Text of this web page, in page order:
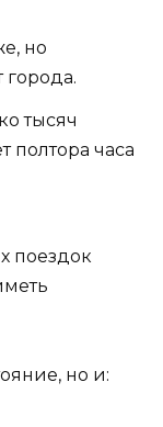
но
города.
тысяч
полтора часа
поездок
но и: